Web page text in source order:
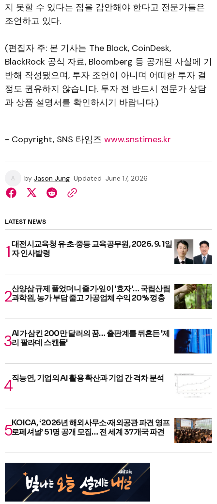
지 못할 수 있다는 점을 감안해야 한다고 전문가들은
조언하고 있다.
(편집자 주: 본 기사는 The Block, CoinDesk,
BlackRock 공식 자료, Bloomberg 등 공개된 사실에 기
반해 작성됐으며, 투자 조언이 아니며 어떠한 투자 결
정도 권유하지 않습니다. 투자 전 반드시 전문가 상담
과 상품 설명서를 확인하시기 바랍니다.)
- Copyright, SNS 타임즈 www.snstimes.kr
by Jason Jung Updated June 17, 2026
LATEST NEWS
대전시교육청 유·초·중등 교육공무원, 2026. 9. 1일
자 인사발령
산양삼 규제 풀었더니 줄기·잎이 '효자'… 국립산림
과학원, 농가 부담 줄고 가공업체 수익 20% 껑충
AI가 삼킨 200만 달러의 꿈… 출판계를 뒤흔든 '제
리 팔라데 스캔들'
직능연, 기업의 AI 활용 확산과 기업 간 격차 분석
KOICA, ‘2026년 해외사무소·재외공관 파견 영프
로페셔널’ 51명 공개 모집… 전 세계 37개국 파견